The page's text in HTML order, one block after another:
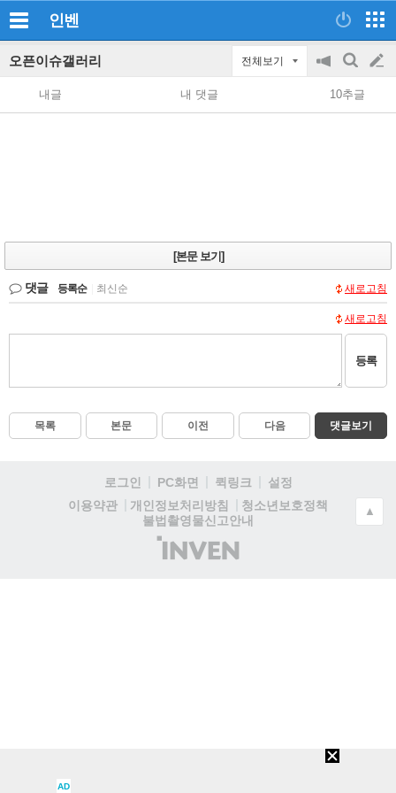
인벤
오픈이슈갤러리 전체보기
공
지
on/off
검
색
글
쓰
내글 내 댓글 10추글
[본문 보기]
댓글 등록순 최신순 새로고침
새로고침
등록
목록 본문 이전 다음 댓글보기
로그인 PC화면 퀵링크
설정
이용약관
개인정보처리방침
청소년보호정책
불법촬영물신고안내
(주)
인
▲
AD